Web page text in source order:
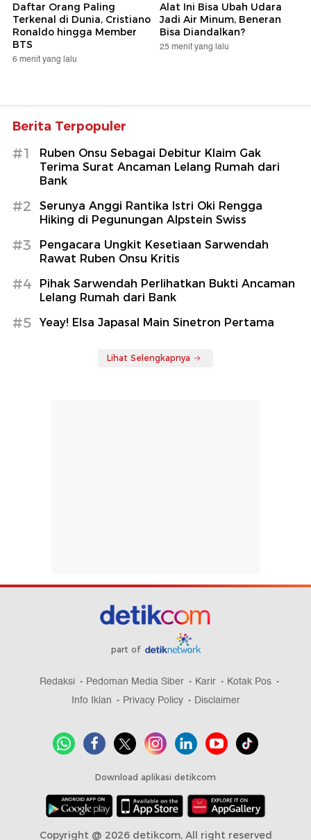
Daftar Orang Paling
Terkenal di Dunia, Cristiano
Ronaldo hingga Member
BTS
6 menit yang lalu
Alat Ini Bisa Ubah Udara
Jadi Air Minum, Beneran
Bisa Diandalkan?
25 menit yang lalu
Berita Terpopuler
#1
Ruben Onsu Sebagai Debitur Klaim Gak
Terima Surat Ancaman Lelang Rumah dari
Bank
#2
Serunya Anggi Rantika Istri Oki Rengga
Hiking di Pegunungan Alpstein Swiss
#3
Pengacara Ungkit Kesetiaan Sarwendah
Rawat Ruben Onsu Kritis
#4
Pihak Sarwendah Perlihatkan Bukti Ancaman
Lelang Rumah dari Bank
#5 Yeay! Elsa Japasal Main Sinetron Pertama
Lihat Selengkapnya
part of
Redaksi Pedoman Media Siber Karir
Kotak Pos
Info Iklan
Privacy Policy Disclaimer
Download aplikasi detikcom
Copyright @ 2026 detikcom, All right reserved